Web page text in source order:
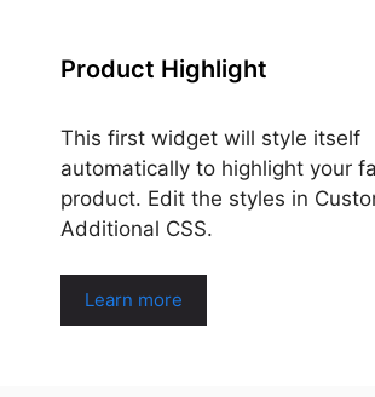
Product Highlight
This first widget will style itself
automatically to highlight your
product. Edit the styles in
Additional CSS.
Learn more